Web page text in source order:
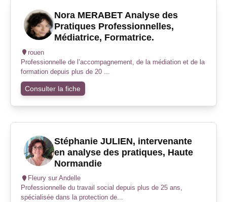
Nora MERABET Analyse des
Pratiques Professionnelles,
Médiatrice, Formatrice.
rouen
Professionnelle de l’accompagnement, de la médiation et de la
formation depuis plus de 20 ...
Consulter la fiche
Stéphanie JULIEN, intervenante
en analyse des pratiques, Haute
Normandie
Fleury sur Andelle
Professionnelle du travail social depuis plus de 25 ans,
spécialisée dans la protection de...